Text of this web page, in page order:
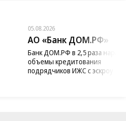
05.08.2026
АО «Банк ДОМ.РФ»
Банк ДОМ.РФ в 2,5 раза
объемы кредитования
подрядчиков ИЖС с эскроу